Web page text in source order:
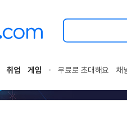
검
할
트
해
취업 게임 무료로 초대해요 채